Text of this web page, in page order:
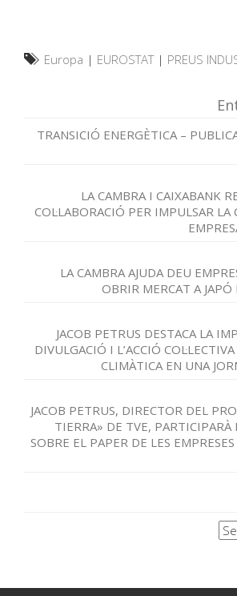
Europa | EUROSTAT| PREUS
TRANSICIÓ ENERGÈTICA –
LA CAMBRA I CAIXABANK
COL·LABORACIÓ PER IMPULSAR
LA CAMBRA AJUDA DEU
OBRIR MERCAT A JAPÓ
JACOB PETRUS DESTACA LA
DIVULGACIÓ I L’ACCIÓ
CLIMÀTICA EN UNA
JACOB PETRUS, DIRECTOR DEL
TIERRA» DE TVE, PARTICIPARÀ
SOBRE EL PAPER DE LES